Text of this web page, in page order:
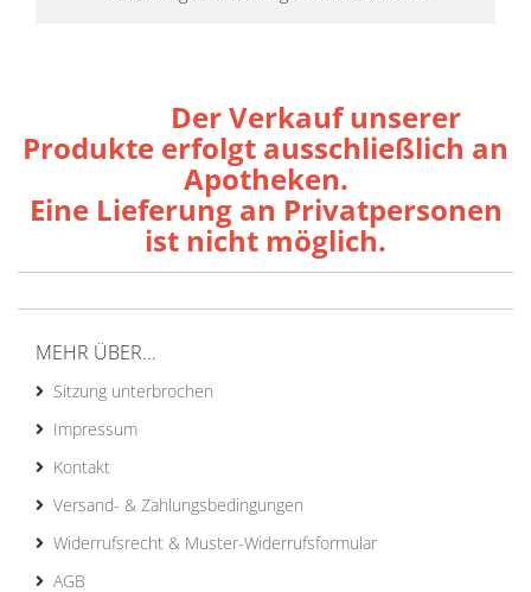
Der Verkauf unserer
Produkte erfolgt ausschließlich an
Apotheken.
Eine Lieferung an Privatpersonen
ist nicht möglich.
MEHR ÜBER...
Sitzung unterbrochen
Impressum
Kontakt
Versand- & Zahlungsbedingungen
Widerrufsrecht & Muster-Widerrufsformular
AGB